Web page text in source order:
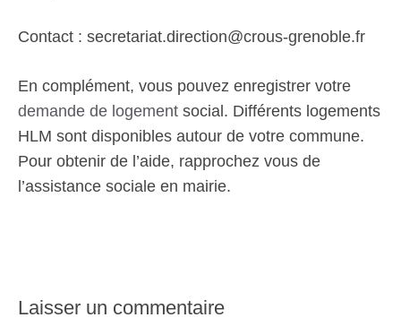
Contact : secretariat.direction@crous-grenoble.fr
En complément, vous pouvez enregistrer votre
demande de logement social. Différents logements
HLM sont disponibles autour de votre commune.
Pour obtenir de l’aide, rapprochez vous de
l’assistance sociale en mairie.
Laisser un commentaire